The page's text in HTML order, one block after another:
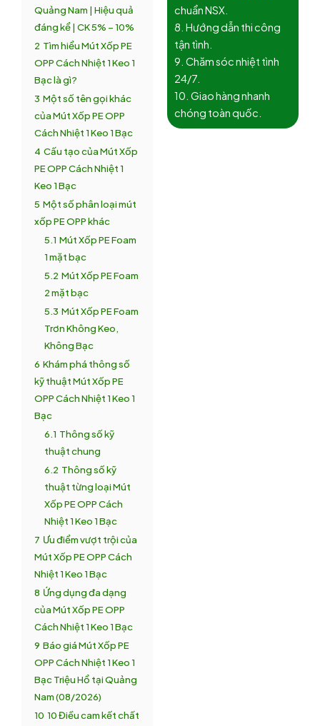
Quảng Nam | Hiệu quả
đáng kể | CK 5% – 10%
2 Tìm hiểu Mút Xốp PE
OPP Cách Nhiệt 1 Keo 1
Bạc là gì?
3 Một số tên gọi khác
của Mút Xốp PE OPP
Cách Nhiệt 1 Keo 1 Bạc
4 Cấu tạo của Mút Xốp
PE OPP Cách Nhiệt 1
Keo 1 Bạc
5 Một số phân loại mút
xốp PE OPP khác
5.1 Mút Xốp PE Foam
1 mặt bạc
5.2 Mút Xốp PE Foam
2 mặt bạc
5.3 Mút Xốp PE Foam
Trơn Không Keo,
Không Bạc
6 Khám phá thông số
kỹ thuật Mút Xốp PE
OPP Cách Nhiệt 1 Keo 1
Bạc
6.1 Thông số kỹ
thuật chung
6.2 Thông số kỹ
thuật từng loại Mút
Xốp PE OPP Cách
Nhiệt 1 Keo 1 Bạc
7 Ưu điểm vượt trội của
Mút Xốp PE OPP Cách
Nhiệt 1 Keo 1 Bạc
8 Ứng dụng đa dạng
của Mút Xốp PE OPP
Cách Nhiệt 1 Keo 1 Bạc
9 Báo giá Mút Xốp PE
OPP Cách Nhiệt 1 Keo 1
Bạc Triệu Hổ tại Quảng
Nam (08/2026)
10 10 Điều cam kết chất
chuẩn NSX.
8. Hướng dẫn thi công
tận tình.
9. Chăm sóc nhiệt tình
24/7.
10. Giao hàng nhanh
chóng toàn quốc.